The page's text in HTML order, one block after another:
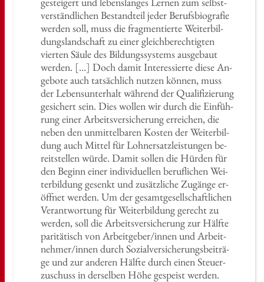
ver­ständ­li­chen Be­stand­teil jeder Be­rufs­bio­gra­fie
wer­den soll, muss die frag­men­tier­te Wei­ter­bil­
dungs­land­schaft zu einer gleich­be­rech­tig­ten
vier­ten Säule des Bil­dungs­sys­tems aus­ge­baut
wer­den. […] Doch damit In­ter­es­sier­te diese An­
ge­bo­te auch tat­säch­lich nut­zen kön­nen, muss
der Le­bens­un­ter­halt wäh­rend der Qua­li­fi­zie­rung
ge­si­chert sein. Dies wol­len wir durch die Ein­füh­
rung einer Ar­beits­ver­si­che­rung er­rei­chen, die
neben den un­mit­tel­ba­ren Kos­ten der Wei­ter­bil­
dung auch Mit­tel für Lohn­er­satz­leis­tun­gen be­
reit­stel­len würde. Damit sol­len die Hür­den für
den Be­ginn einer in­di­vi­du­el­len be­ruf­li­chen Wei­
ter­bil­dung ge­senkt und zu­sätz­li­che Zu­gän­ge er­
öff­net wer­den. Um der ge­samt­ge­sell­schaft­li­chen
Ver­ant­wor­tung für Wei­ter­bil­dung ge­recht zu
wer­den, soll die Ar­beits­ver­si­che­rung zur Hälf­te
pa­ri­tä­tisch von Ar­beit­ge­ber/innen und Ar­beit­
neh­mer/innen durch So­zi­al­ver­si­che­rungs­bei­trä­
ge und zur an­de­ren Hälf­te durch einen Steu­er­
zu­schuss in der­sel­ben Höhe ge­speist wer­den.